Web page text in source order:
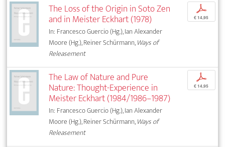
The Loss of the Origin in Soto Zen
and in Meister Eckhart (1978)
In: Francesco Guercio (Hg.), Ian Alexander
Moore (Hg.), Reiner Schürmann,Ways of
Releasement
p
€ 14,95
The Law of Nature and Pure
Nature: Thought-Experience in
Meister Eckhart (1984/1986–1987)
In: Francesco Guercio (Hg.), Ian Alexander
Moore (Hg.), Reiner Schürmann,Ways of
Releasement
p
€ 14,95